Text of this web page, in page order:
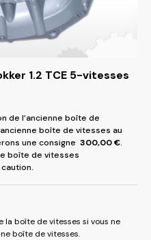
1.2 TCE 5-vitesses
de l’ancienne boîte de
boîte de vitesses au
une consigne 300,00€.
boîte de vitesses
la boîte de vitesses si vous ne
boîte de vitesses.